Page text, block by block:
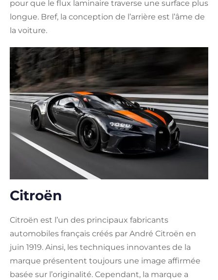
pour que le flux laminaire traverse une surface plus
longue. Bref, la conception de l’arrière est l’âme de
la voiture.
Citroën
Citroën est l’un des principaux fabricants
automobiles français créés par André Citroën en
juin 1919. Ainsi, les techniques innovantes de la
marque présentent toujours une image affirmée
basée sur l’originalité. Cependant, la marque a